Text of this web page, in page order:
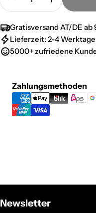
Menge fürMenge für
Gratisversand AT/DE ab
Lieferzeit: 2-4 Werktage
5000+ zufriedene
Zahlungsmethoden
Zahlungsmethoden
Newsletter